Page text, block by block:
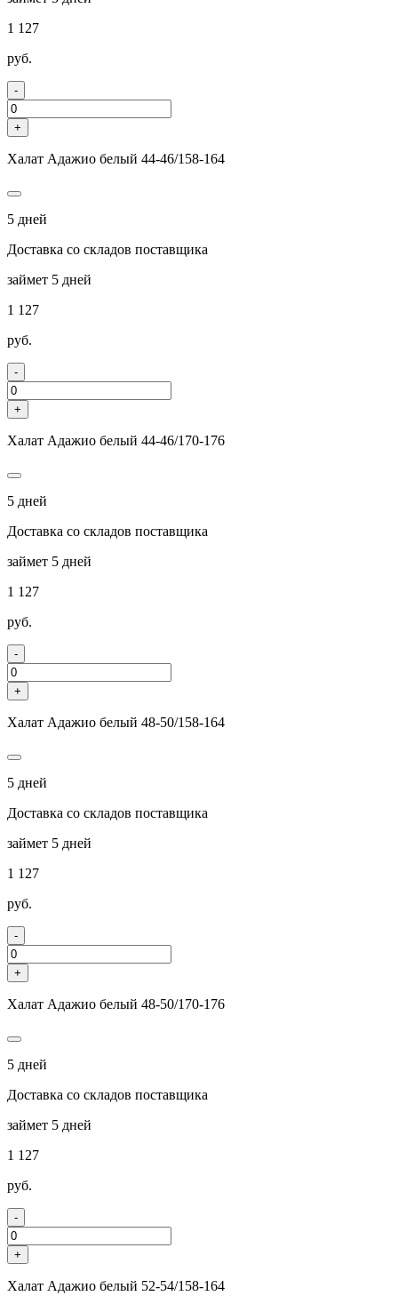
1 127
руб.
-
+
Халат Адажио белый 44-46/158-164
5 дней
Доставка со складов поставщика
займет 5 дней
1 127
руб.
-
+
Халат Адажио белый 44-46/170-176
5 дней
Доставка со складов поставщика
займет 5 дней
1 127
руб.
-
+
Халат Адажио белый 48-50/158-164
5 дней
Доставка со складов поставщика
займет 5 дней
1 127
руб.
-
+
Халат Адажио белый 48-50/170-176
5 дней
Доставка со складов поставщика
займет 5 дней
1 127
руб.
-
+
Халат Адажио белый 52-54/158-164